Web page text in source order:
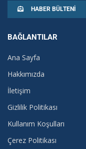
HABER BÜLTENI
BAĞLANTILAR
Ana Sayfa
Hakkımızda
İletişim
Gizlilik Politikası
Kullanım Koşulları
Çerez Politikası